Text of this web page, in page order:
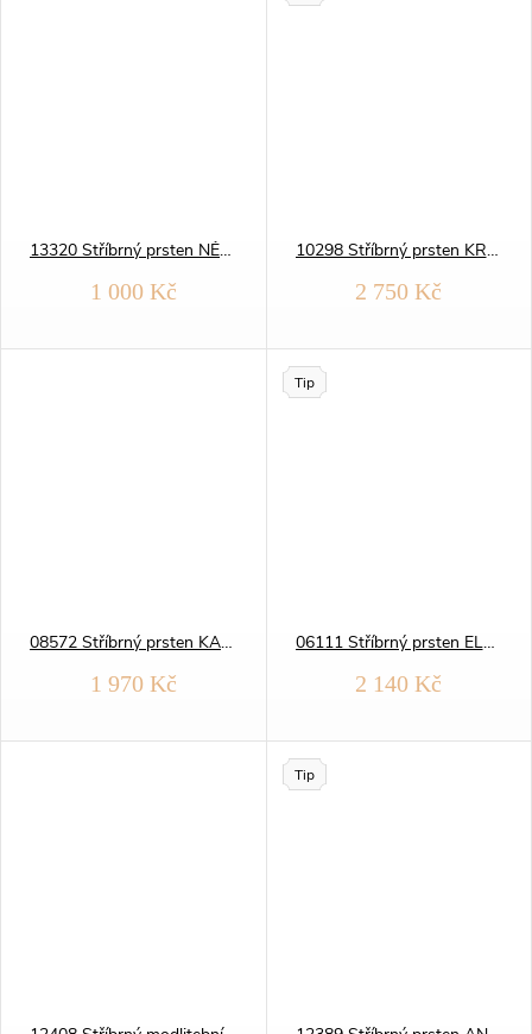
13320 Stříbrný prsten NĚŽNÝ SOLITÉR
1 000 Kč
10298 Stříbrný prsten KROUŽKY zirkon
2 750 Kč
08572 Stříbrný prsten KASKÁDA modrý OPÁL
1 970 Kč
Tip
06111 Stříbrný prsten ELEGANTNÍ broušený
2 140 Kč
Tip